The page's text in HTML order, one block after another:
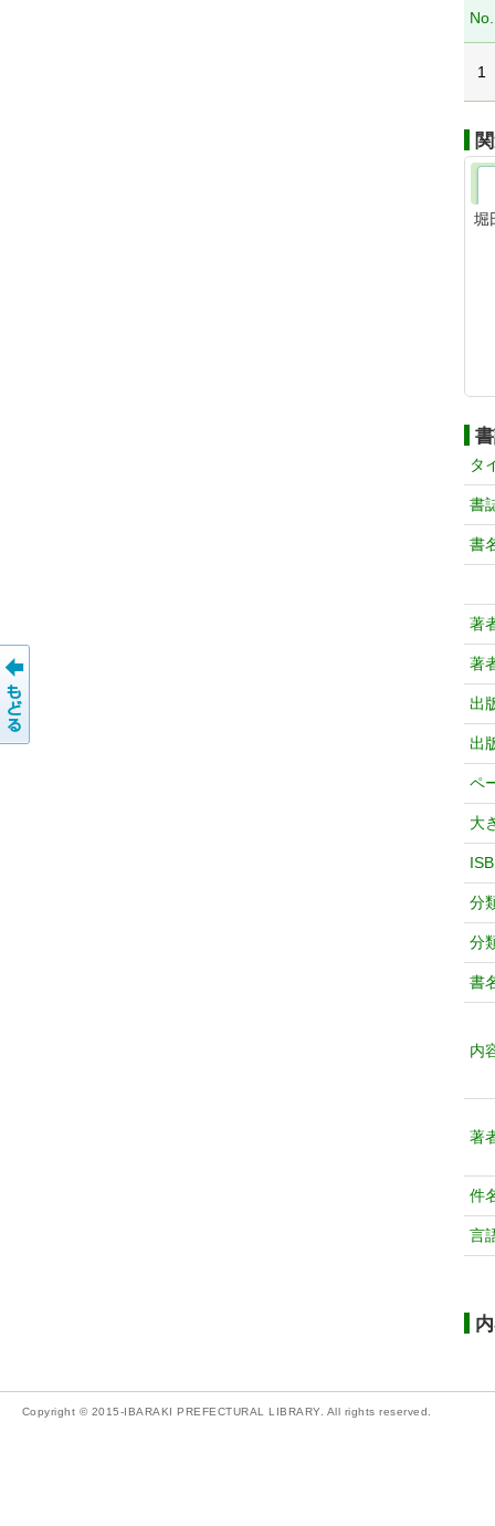
No.
1
堀
タ
書
書
著
著
出
出
ペ
大
分
分
書
内
著
件
言
Copyright © 2015-IBARAKI PREFECTURAL LIBRARY. All rights reserved.